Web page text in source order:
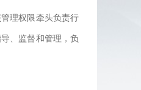
理权限牵头负责行
、监督和管理，负